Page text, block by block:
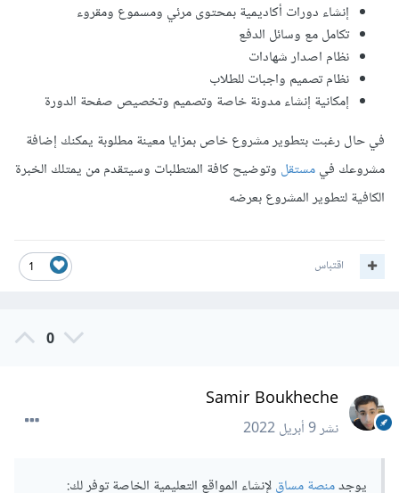
إنشاء دورات أكاديمية بمحتوى مرئي ومسموع ومقروء
تكامل مع وسائل الدفع
نظام اصدار شهادات
نظام تصميم واجبات للطلاب
إمكانية إنشاء مدونة خاصة وتصميم وتخصيص صفحة الدورة
في حال رغبت بتطوير مشروع خاص بمزايا معينة مطلوبة يمكنك إضافة
مشروعك فيمستقلوتوضيح كافة المتطلبات وسيتقدم من يمتلك الخبرة
الكافية لتطوير المشروع بعرضه
1 اقتباس
0
Samir Boukheche
نشر9 أبريل 2022
يوجدمنصة مساقلإنشاء المواقع التعليمية الخاصة توفر لك: